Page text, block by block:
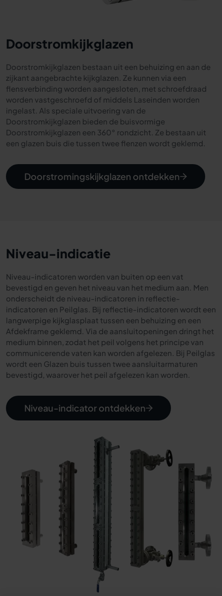
Doorstromkijkglazen
Doorstromkijkglazen bestaan uit een behuizing en aan de
zijkant aangebrachte kijkglazen. Ze kunnen via een
flensverbinding worden aangesloten, met schroefdraad
worden vastgeschroefd of middels Laseinden worden
ingelast. Als speciale uitvoering van de
Doorstromkijkglazen bieden de buisvormige
Doorstromkijkglazen een 360° rondzicht. Ze bestaan uit
een glazen buis die tussen twee flenzen wordt geklemd.
Doorstromingskijkglazen ontdekken
Niveau-indicatie
Niveau-indicatoren worden van buiten op een vat
bevestigd en geven het niveau van het medium aan. Men
onderscheidt de niveau-indicatoren in reflectie-
indicatoren en Peilglas. Bij reflectie-indicatoren wordt een
langwerpige kijkglasplaat tussen een behuizing en een
Afdekframe geklemd. Via de aansluitopeningen dringt het
medium binnen, zodat het peil volgens het principe van
communicerende vaten kan worden afgelezen. Bij Peilglas
wordt een Glazen buis tussen twee aansluitarmaturen
bevestigd, waarover het peil afgelezen kan worden.
Niveau-indicator ontdekken